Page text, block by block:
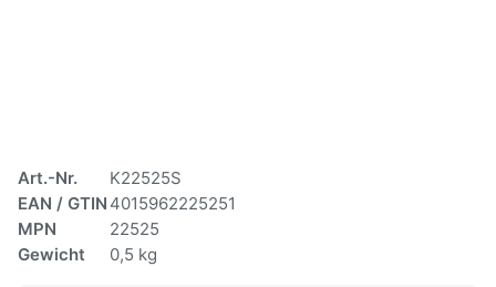
Art.-Nr.
K22525S
EAN / GTIN 4015962225251
MPN
22525
Gewicht
0,5 kg